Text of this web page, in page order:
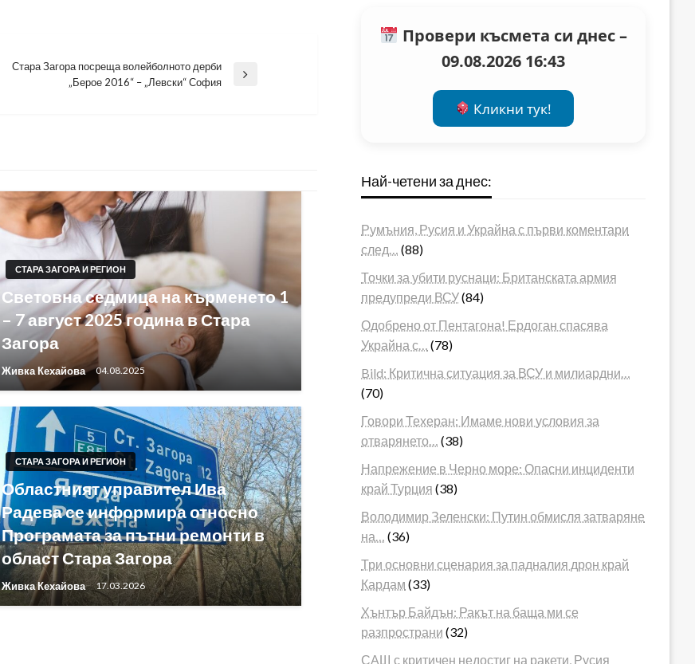
Стара Загора посреща волейболното дерби
„Берое 2016“ – „Левски“ София
СТАРА ЗАГОРА И РЕГИОН
Световна седмица на кърменето 1
– 7 август 2025 година в Стара
Загора
Живка Кехайова 04.08.2025
СТАРА ЗАГОРА И РЕГИОН
Областният управител Ива
Радева се информира относно
Програмата за пътни ремонти в
област Стара Загора
Живка Кехайова 17.03.2026
Провери късмета си днес –
09.08.2026 16:43
Кликни тук!
Най-четени за днес:
Румъния, Русия и Украйна с първи коментари
след…
(88)
Точки за убити руснаци: Британската армия
предупреди ВСУ(84)
Одобрено от Пентагона! Ердоган спасява
Украйна с…
(78)
Bild: Критична ситуация за ВСУ и милиардни…
(70)
Говори Техеран: Имаме нови условия за
отварянето…
(38)
Напрежение в Черно море: Опасни инциденти
край Турция (38)
Володимир Зеленски: Путин обмисля затваряне
на…
(36)
Три основни сценария за падналия дрон край
Кардам (33)
Хънтър Байдън: Ракът на баща ми се
разпространи (32)
САЩ с критичен недостиг на ракети, Русия